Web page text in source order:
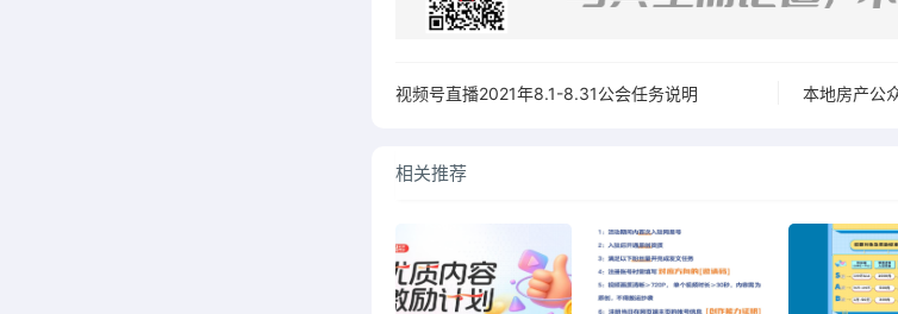
视频号直播2021年8.1-8.31公会任务说明
相关推荐